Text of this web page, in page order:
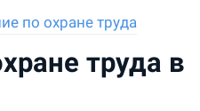
по охране труда
труда в